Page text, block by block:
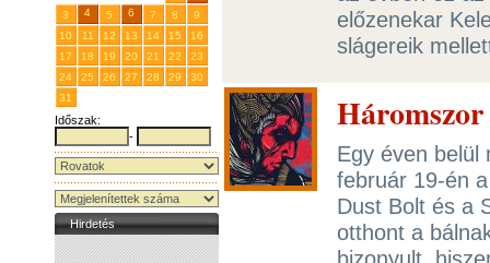
3
4 5 6 7 8
9
10
11 12 13 14 15
16
17
18 19 20 21 22
23
24
25 26 27 28 29
30
31
Időszak:
-
Hirdetés
előzenekar
slágereik
Egy éven belül
február 19-én
Dust Bolt és a
otthont a